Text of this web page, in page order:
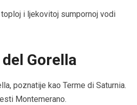
i ljekovitoj sumpornoj vodi
Gorella
poznatije kao Terme di Saturnia.
Montemerano.